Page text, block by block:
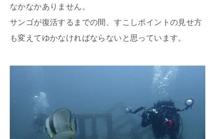
なかなかありません。
サンゴが復活するまでの間、すこしポイントの見せ方
も変えてゆかなければならないと思っています。